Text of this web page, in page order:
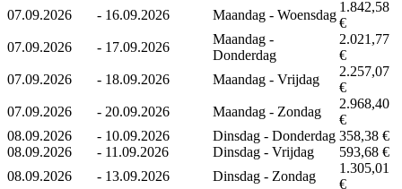
07.09.2026
- 16.09.2026 Maandag - Woensdag
1.842,58
€
07.09.2026
- 17.09.2026
Maandag -
Donderdag
2.021,77
€
07.09.2026
- 18.09.2026 Maandag - Vrijdag
2.257,07
€
07.09.2026
- 20.09.2026 Maandag - Zondag
2.968,40
€
08.09.2026
- 10.09.2026 Dinsdag - Donderdag 358,38 €
08.09.2026
- 11.09.2026 Dinsdag - Vrijdag
593,68 €
08.09.2026
- 13.09.2026 Dinsdag - Zondag
1.305,01
€